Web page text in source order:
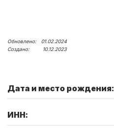
01.02.2024
10.12.2023
Дата и место рождения:
ИНН: